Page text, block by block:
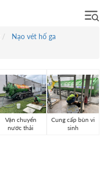
Nạo vét hố ga
Vận chuyển
nước thải
Cung cấp bùn vi
sinh